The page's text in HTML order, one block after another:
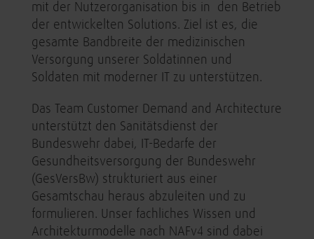
mit der Nutzerorganisation bis in den Betrieb
der entwickelten Solutions. Ziel ist es, die
gesamte Bandbreite der medizinischen
Versorgung unserer Soldatinnen und
Soldaten mit moderner IT zu unterstützen.
Das Team Customer Demand and Architecture
unterstützt den Sanitätsdienst der
Bundeswehr dabei, IT-Bedarfe der
Gesundheitsversorgung der Bundeswehr
(GesVersBw) strukturiert aus einer
Gesamtschau heraus abzuleiten und zu
formulieren. Unser fachliches Wissen und
Architekturmodelle nach NAFv4 sind dabei